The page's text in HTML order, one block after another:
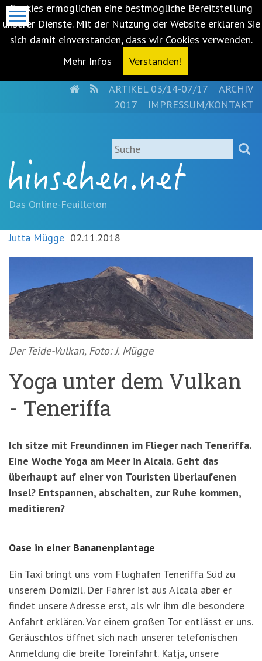
Cookies ermöglichen eine bestmögliche Bereitstellung
unserer Dienste. Mit der Nutzung der Website erklären Sie
sich damit einverstanden, dass wir Cookies verwenden.
Mehr Infos
Verstanden!
springen
(Accesskey
'1')Zur
springen
springen
(Accesskey
'2')
HOMERSSARTIKEL 03/14-07/17
ARCHIV
2017
IMPRESSUM/KONTAKT
Suche
Das Online-Feuilleton
Jutta Mügge 02.11.2018
Der Teide-Vulkan, Foto: J. Mügge
Yoga unter dem Vulkan
- Teneriffa
Ich sitze mit Freundinnen im Flieger nach Teneriffa.
Eine Woche Yoga am Meer in Alcala. Geht das
überhaupt auf einer von Touristen überlaufenen
Insel? Entspannen, abschalten, zur Ruhe kommen,
meditieren?
Oase in einer Bananenplantage
Ein Taxi bringt uns vom Flughafen Teneriffa Süd zu
unserem Domizil. Der Fahrer ist aus Alcala aber er
findet unsere Adresse erst, als wir ihm die besondere
Anfahrt erklären. Vor einem großen Tor entlässt er uns.
Geräuschlos öffnet sich nach unserer telefonischen
Anmeldung die breite Toreinfahrt. Katja, unsere